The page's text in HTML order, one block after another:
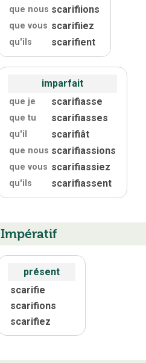
que nous scarifiions
que vous scarifiiez
qu'ils scarifient
imparfait
que je scarifiasse
que tu scarifiasses
qu'il scarifiât
que nous scarifiassions
que vous scarifiassiez
qu'ils scarifiassent
Impératif
présent
scarifie
scarifions
scarifiez